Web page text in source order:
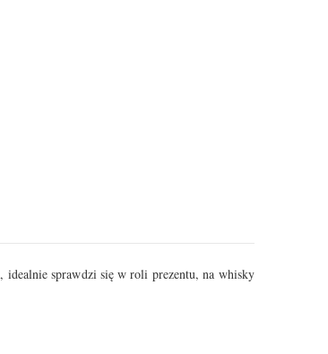
idealnie sprawdzi się w roli prezentu, na whisky